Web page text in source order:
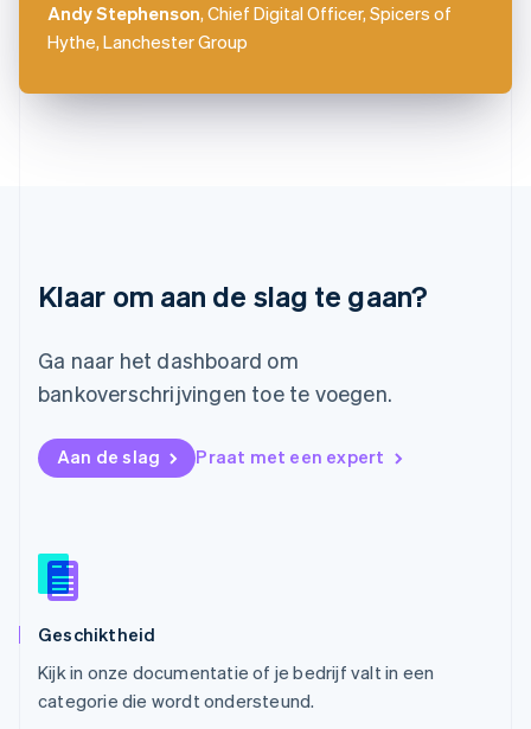
Andy Stephenson, Chief Digital Officer, Spicers of
Hythe, Lanchester Group
Klaar om aan de slag te gaan?
Ga naar het dashboard om
bankoverschrijvingen toe te voegen.
Aan de slag Praat met een expert
Geschiktheid
Kijk in onze documentatie of je bedrijf valt in een
categorie die wordt ondersteund.
English
Liechtenstein
Litouwen
Mexico
Nederlands English
Nieuw-Zeeland
Noorwegen
English
Oostenrijk
Portugal
Português
Roemenië
Singapore
English 简体中文